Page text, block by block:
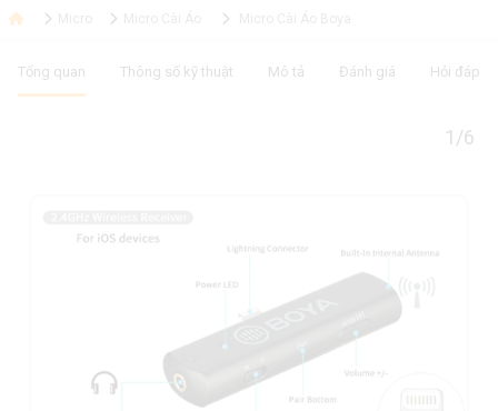
Tổng quan Thông số kỹ thuật Mô tả Đánh giá Hỏi đáp
1/6